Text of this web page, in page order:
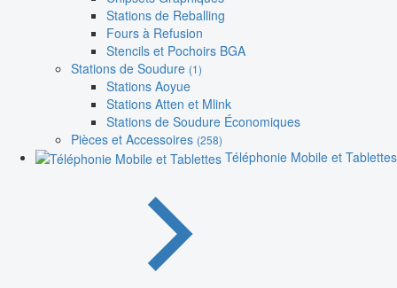
Stations de Reballing
Fours à Refusion
Stencils et Pochoirs BGA
Stations de Soudure (1)
Stations Aoyue
Stations Atten et Mlink
Stations de Soudure Économiques
Pièces et Accessoires (258)
Téléphonie Mobile et Tablettes